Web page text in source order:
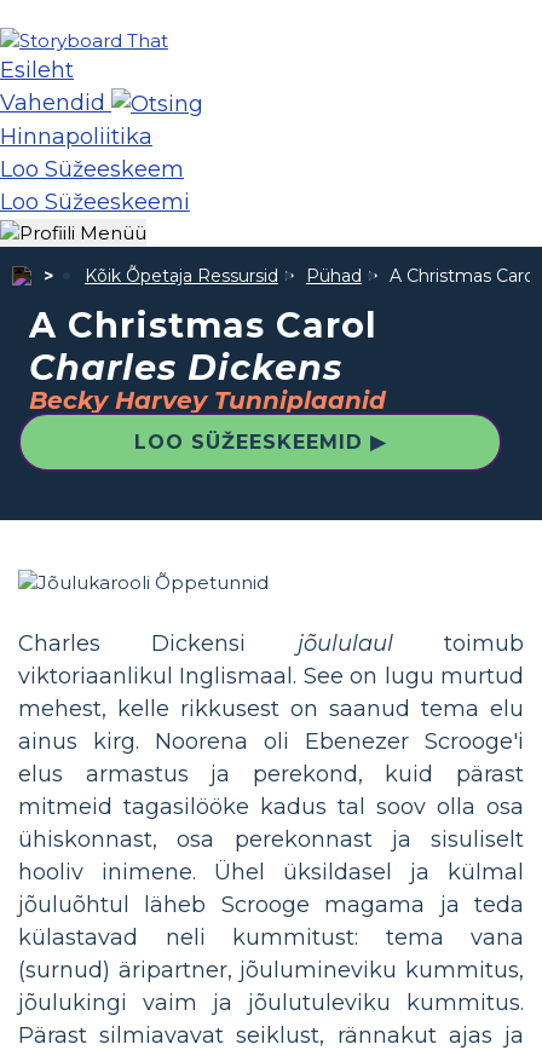
Esileht
Vahendid
Hinnapoliitika
Loo Süžeeskeem
Loo Süžeeskeemi
Kõik Õpetaja Ressursid Pühad A Christmas Carol
A Christmas Carol
Charles Dickens
Becky Harvey Tunniplaanid
LOO SÜŽEESKEEMID ▶
Charles Dickensi jõululaultoimub
viktoriaanlikul Inglismaal. See on lugu murtud
mehest, kelle rikkusest on saanud tema elu
ainus kirg. Noorena oli Ebenezer Scrooge'i
elus armastus ja perekond, kuid pärast
mitmeid tagasilööke kadus tal soov olla osa
ühiskonnast, osa perekonnast ja sisuliselt
hooliv inimene. Ühel üksildasel ja külmal
jõuluõhtul läheb Scrooge magama ja teda
külastavad neli kummitust: tema vana
(surnud) äripartner, jõulumineviku kummitus,
jõulukingi vaim ja jõulutuleviku kummitus.
Pärast silmiavavat seiklust, rännakut ajas ja